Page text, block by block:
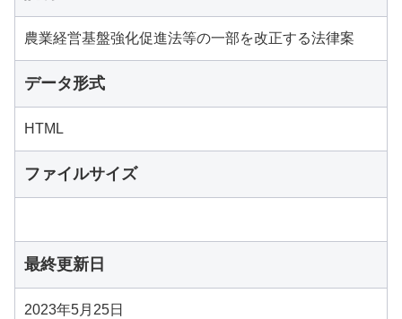
農業経営基盤強化促進法等の一部を改正する法律案
データ形式
HTML
ファイルサイズ
最終更新日
2023年5月25日